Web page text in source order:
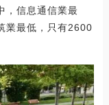
，信息通信業最
業最低，只有2600